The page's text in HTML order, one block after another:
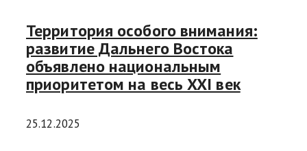
Территория особого внимания:
развитие Дальнего Востока
объявлено национальным
приоритетом на весь XXI век
25.12.2025